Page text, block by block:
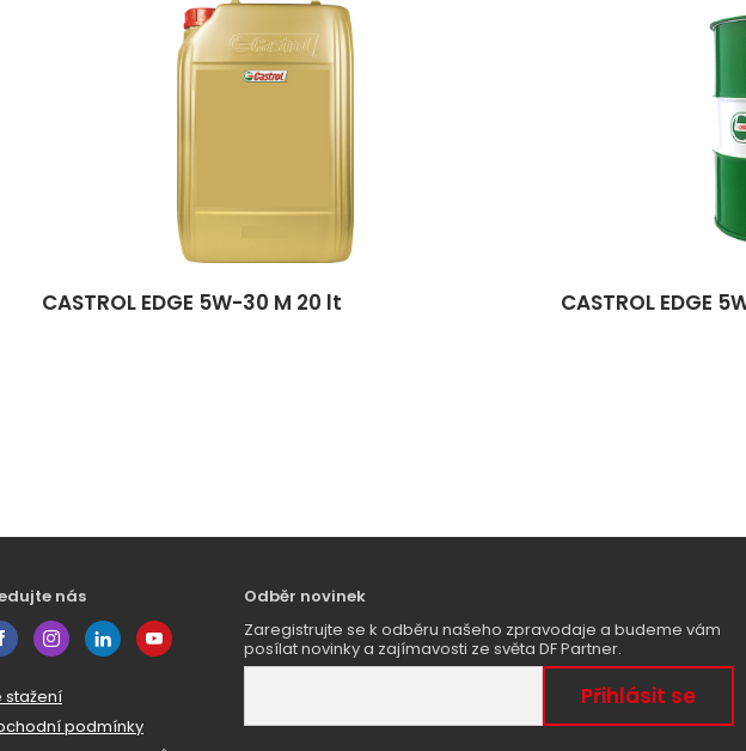
CASTROL EDGE 5W-30 M 20 lt CASTROL EDGE
nás
stažení
podmínky
Odběr novinek
Zaregistrujte se k odběru našeho zpravodaje a budeme vám
posílat novinky a zajímavosti ze světa DF Partner.